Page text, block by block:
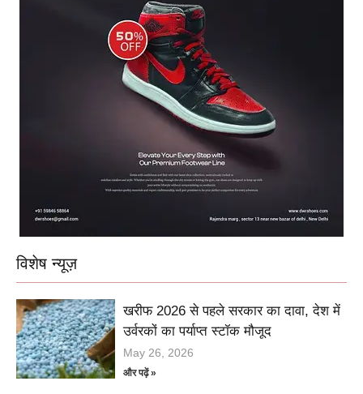
विशेष न्यूज़
खरीफ 2026 से पहले सरकार का दावा, देश में
उर्वरकों का पर्याप्त स्टॉक मौजूद
May 26, 2026
और पढ़ें »